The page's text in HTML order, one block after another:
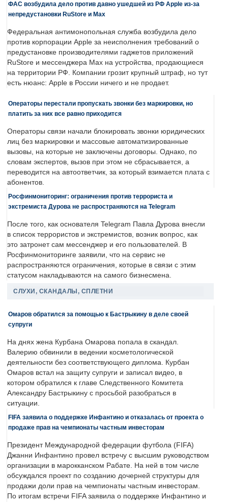
ФАС возбудила дело против давно ушедшей из РФ Apple из-за
непредустановки RuStore и Max
Федеральная антимонопольная служба возбудила дело
против корпорации Apple за неисполнения требований о
предустановке производителями гаджетов приложений
RuStore и мессенджера Max на устройства, продающиеся
на территории РФ. Компании грозит крупный штраф, но тут
есть нюанс: Apple в России ничего и не продает.
Операторы перестали пропускать звонки без маркировки, но
платить за них все равно приходится
Операторы связи начали блокировать звонки юридических
лиц без маркировки и массовые автоматизированные
вызовы, на которые не заключены договоры. Однако, по
словам экспертов, вызов при этом не сбрасывается, а
переводится на автоответчик, за который взимается плата с
абонентов.
Росфинмониторинг: ограничения против террориста и
экстремиста Дурова не распространяются на Telegram
После того, как основателя Telegram Павла Дурова внесли
в список террористов и экстремистов, возник вопрос, как
это затронет сам мессенджер и его пользователей. В
Росфинмониторинге заявили, что на сервис не
распространяются ограничения, которые в связи с этим
статусом накладываются на самого бизнесмена.
СЛУХИ, СКАНДАЛЫ, СПЛЕТНИ
Омаров обратился за помощью к Бастрыкину в деле своей
супруги
На днях жена Курбана Омарова попала в скандал.
Валерию обвинили в ведении косметологической
деятельности без соответствующего диплома. Курбан
Омаров встал на защиту супруги и записал видео, в
котором обратился к главе Следственного Комитета
Александру Бастрыкину с просьбой разобраться в
ситуации.
FIFA заявила о поддержке Инфантино и отказалась от проекта о
продаже прав на чемпионаты частным инвесторам
Президент Международной федерации футбола (FIFA)
Джанни Инфантино провел встречу с высшим руководством
организации в марокканском Рабате. На ней в том числе
обсуждался проект по созданию дочерней структуры для
продажи доли прав на чемпионаты частным инвесторам.
По итогам встречи FIFA заявила о поддержке Инфантино и